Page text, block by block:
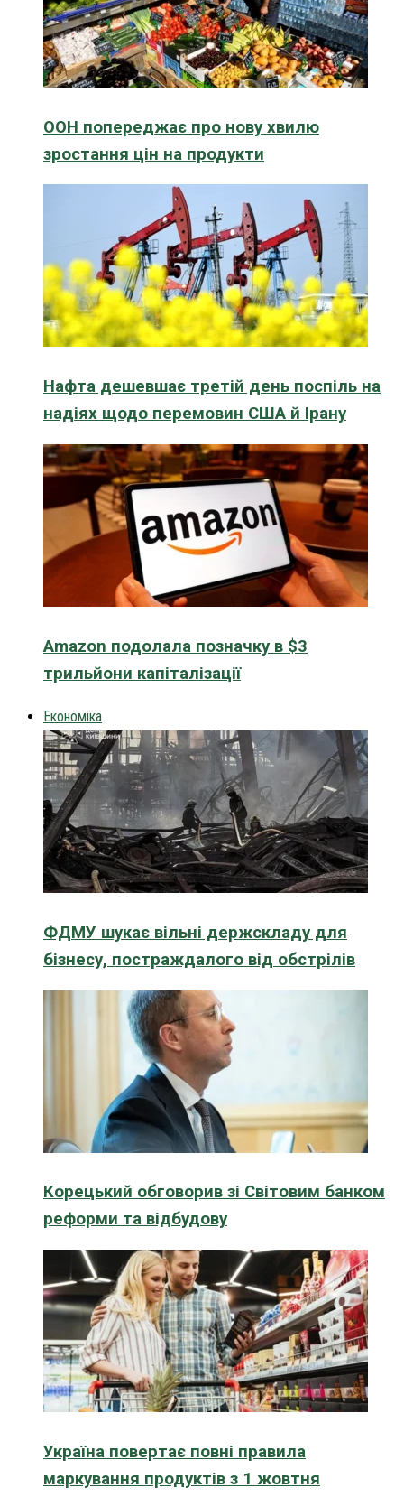
ООН попереджає про нову хвилю
зростання цін на продукти
Нафта дешевшає третій день поспіль на
надіях щодо перемовин США й Ірану
Amazon подолала позначку в $3
трильйони капіталізації
Економіка
ФДМУ шукає вільні держскладу для
бізнесу, постраждалого від обстрілів
Корецький обговорив зі Світовим банком
реформи та відбудову
Україна повертає повні правила
маркування продуктів з 1 жовтня